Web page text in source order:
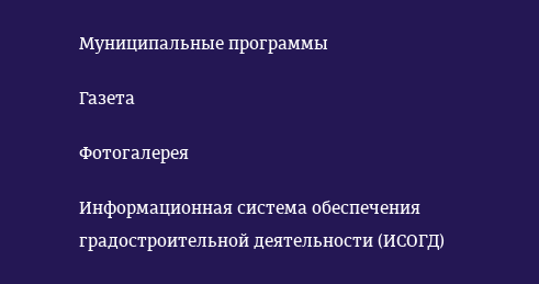
Муниципальные программы
Газета
Фотогалерея
Информационная система обеспечения
градостроительной деятельности (ИСОГД)